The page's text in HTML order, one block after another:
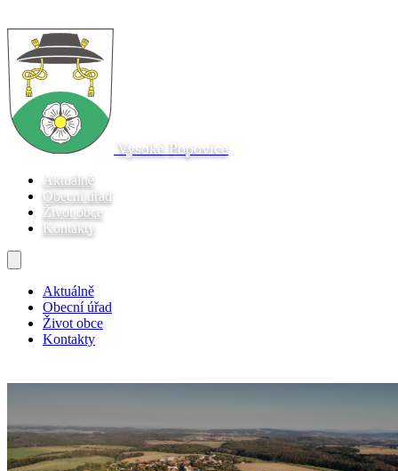
Vysoké Popovice
Aktuálně
Obecní úřad
Život obce
Kontakty
Aktuálně
Obecní úřad
Život obce
Kontakty